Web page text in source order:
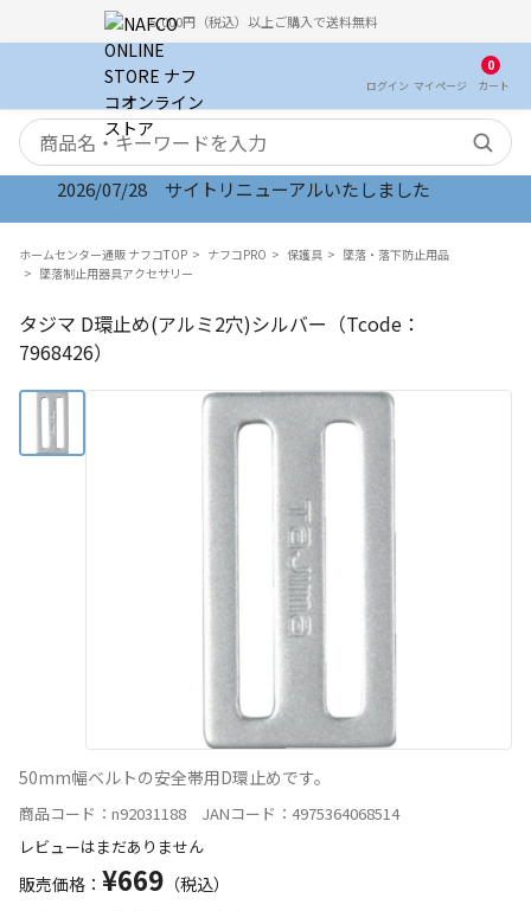
5,000円（税込）以上ご購入で送料無料
ログイン マイ ページ
0
カート
検索キーワード
2026/07/28 サイトリニューアルいたしました
ホームセンター通販 ナフコTOP ナフコPRO 保護具
墜落・落下防止用品
墜落制止用器具アクセサリー
タジマ D環止め(アルミ2穴)シルバー（Tcode：
7968426）
50mm幅ベルトの安全帯用D環止めです。
商品コード：n92031188 JANコード：4975364068514
レビューはまだありません
販売価格： ¥669 （税込）